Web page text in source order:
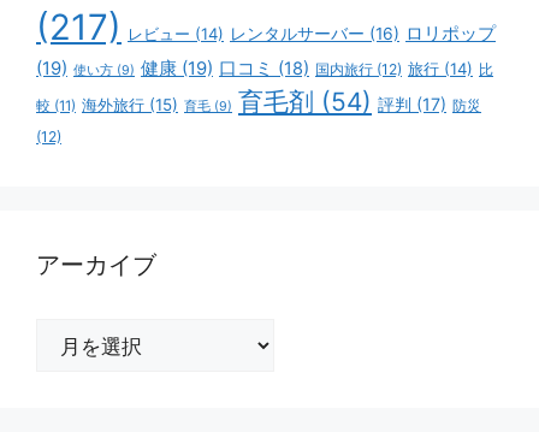
(217)
レビュー (14) レンタルサーバー (16) ロリポップ
(19) 使い方 (9) 健康 (19) 口コミ (18) 国内旅行 (12) 旅行 (14) 比
較 (11) 海外旅行 (15) 育毛 (9) 育毛剤 (54) 評判 (17) 防災
(12)
アーカイブ